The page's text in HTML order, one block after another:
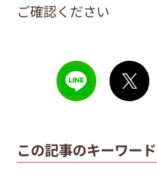
ご確認ください
この記事のキーワード